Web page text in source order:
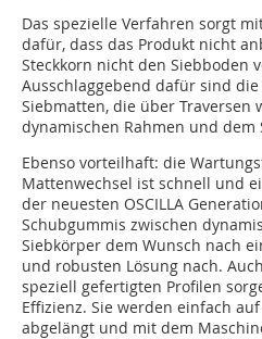
Das spezielle Verfahren sorgt
dafür, dass das Produkt nicht
Steckkorn nicht den Siebboden
Ausschlaggebend dafür sind
Siebmatten, die über Traversen
dynamischen Rahmen und
Ebenso vorteilhaft: die
Mattenwechsel ist schnell und
der neuesten OSCILLA
Schubgummis zwischen
Siebkörper dem Wunsch nach
und robusten Lösung nach.
speziell gefertigten Profilen
Effizienz. Sie werden einfach
abgelängt und mit dem